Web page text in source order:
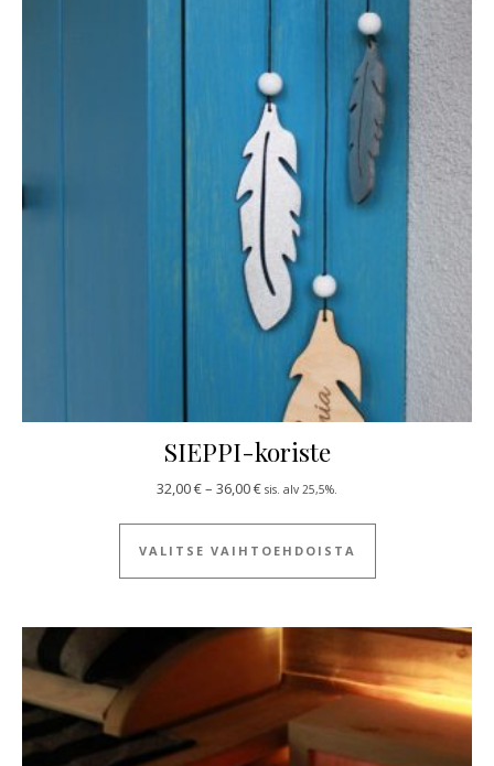
SIEPPI-koriste
32,00€– 36,00€Hintaluokka: 32,00 € - 36,00 €
sis. alv 25,5%.
VALITSE VAIHTOEHDOISTA
Tällä tuotteella